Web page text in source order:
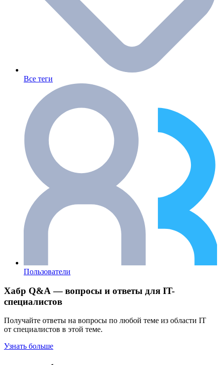
Все теги
Пользователи
Хабр Q&A — вопросы и ответы для IT-
специалистов
Получайте ответы на вопросы по любой теме из области IT
от специалистов в этой теме.
Узнать больше